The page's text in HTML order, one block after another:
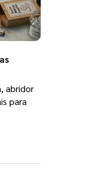
abridor
para